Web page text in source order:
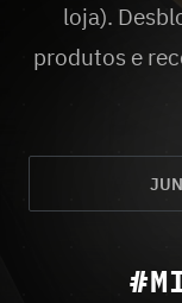
loja).
produtos e